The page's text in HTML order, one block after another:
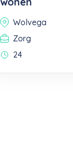
Wolvega
Zorg
24